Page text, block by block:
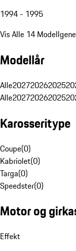
1994 - 1995
Vis Alle 14
Modellår
Alle202720262025
Alle202720262025
Karosseritype
Coupe(0)
Kabriolet(0)
Targa(0)
Speedster(0)
Motor og
Effekt